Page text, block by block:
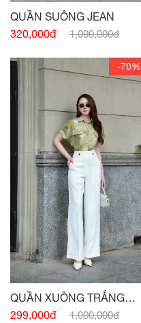
QUẦN SUÔNG JEAN
320,000đ
1,000,000đ
-70%
QUẦN XUÔNG TRẮNG
CÚC EO TÚI TRƯỚC
299,000đ 1,000,000đ